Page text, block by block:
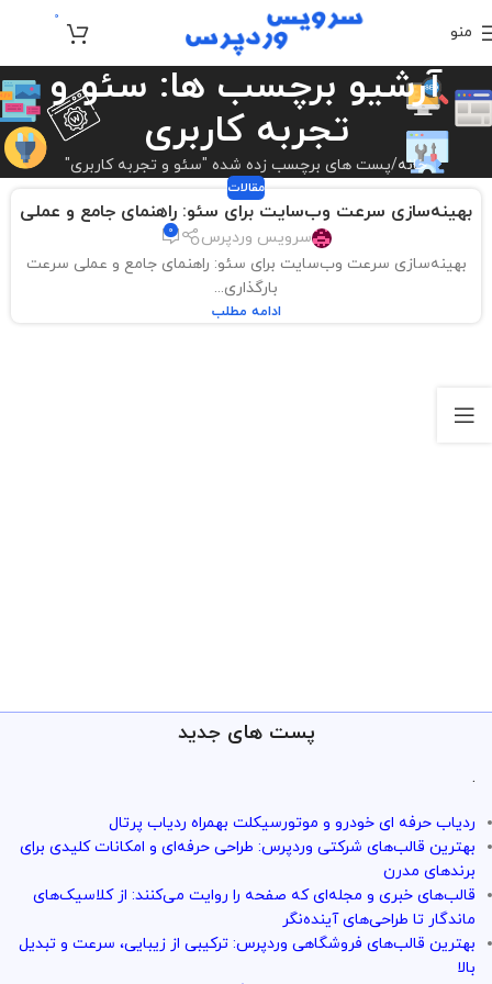
منو
0
آرشیو برچسب ها: سئو و
تجربه کاربری
خانه پست های برچسب زده شده "سئو و تجربه کاربری"
مقالات
بهینه‌سازی سرعت وب‌سایت برای سئو: راهنمای جامع و عملی
سرویس وردپرس 0
بهینه‌سازی سرعت وب‌سایت برای سئو: راهنمای جامع و عملی سرعت
بارگذاری...
ادامه مطلب
پست های جدید
.
ردیاب حرفه ای خودرو و موتورسیکلت بهمراه ردیاب پرتال
بهترین قالب‌های شرکتی وردپرس: طراحی حرفه‌ای و امکانات کلیدی برای
برندهای مدرن
قالب‌های خبری و مجله‌ای که صفحه را روایت می‌کنند: از کلاسیک‌های
ماندگار تا طراحی‌های آینده‌نگر
بهترین قالب‌های فروشگاهی وردپرس: ترکیبی از زیبایی، سرعت و تبدیل
بالا